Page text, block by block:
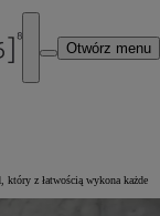
Otwórz menu
z łatwością wykona każde